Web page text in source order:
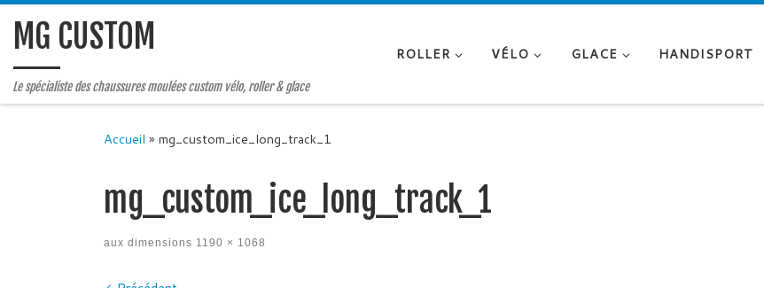
MG CUSTOM
Le spécialiste des chaussures moulées custom vélo, roller & glace
ROLLER VÉLO GLACE HANDISPORT
Accueil » mg_custom_ice_long_track_1
mg_custom_ice_long_track_1
aux dimensions 1190 × 1068